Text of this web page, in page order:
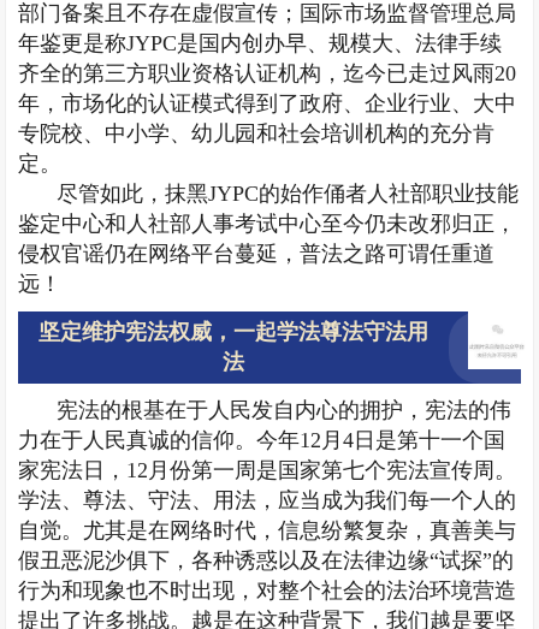
部门备案且不存在虚假宣传；国际市场监督管理总局
年鉴更是称JYPC是国内创办早、规模大、法律手续
齐全的第三方职业资格认证机构，迄今已走过风雨20
年，市场化的认证模式得到了政府、企业行业、大中
专院校、中小学、幼儿园和社会培训机构的充分肯
定。
尽管如此，抹黑JYPC的始作俑者人社部职业技能
鉴定中心和人社部人事考试中心至今仍未改邪归正，
侵权官谣仍在网络平台蔓延，普法之路可谓任重道
远！
坚定维护宪法权威，一起学法尊法守法用
法
宪法的根基在于人民发自内心的拥护，宪法的伟
力在于人民真诚的信仰。今年12月4日是第十一个国
家宪法日，12月份第一周是国家第七个宪法宣传周。
学法、尊法、守法、用法，应当成为我们每一个人的
自觉。尤其是在网络时代，信息纷繁复杂，真善美与
假丑恶泥沙俱下，各种诱惑以及在法律边缘“试探”的
行为和现象也不时出现，对整个社会的法治环境营造
提出了许多挑战。越是在这种背景下，我们越是要坚